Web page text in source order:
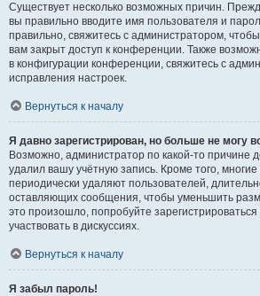
Существует несколько возможных причин.
вы правильно вводите имя пользователя и
правильно, свяжитесь с администратором,
вам закрыт доступ к конференции. Также
в конфигурации конференции, свяжитесь с
исправления настроек.
Вернуться к началу
Я давно зарегистрирован, но больше не могу
Возможно, администратор по какой-то причине
удалил вашу учётную запись. Кроме того,
периодически удаляют пользователей,
оставляющих сообщения, чтобы уменьшить
это произошло, попробуйте зарегистрироваться
участвовать в дискуссиях.
Вернуться к началу
Я забыл пароль!